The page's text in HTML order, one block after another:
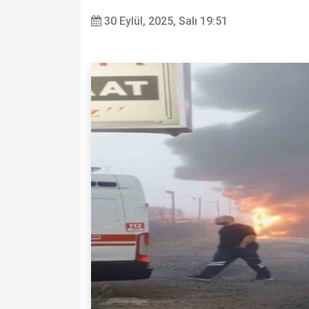
30 Eylül, 2025, Salı 19:51